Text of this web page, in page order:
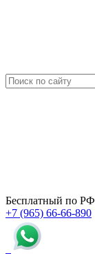
Бесплатный по РФ
+7 (965) 66-66-890